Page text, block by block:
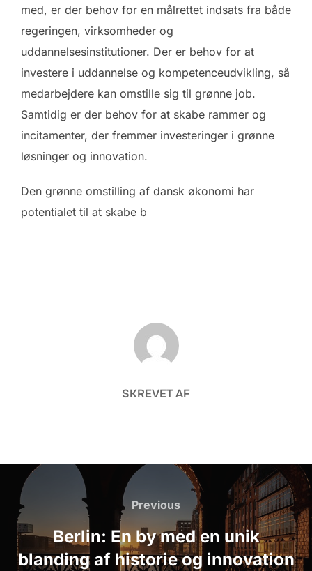
med, er der behov for en målrettet indsats fra både
regeringen, virksomheder og
uddannelsesinstitutioner. Der er behov for at
investere i uddannelse og kompetenceudvikling, så
medarbejdere kan omstille sig til grønne job.
Samtidig er der behov for at skabe rammer og
incitamenter, der fremmer investeringer i grønne
løsninger og innovation.
Den grønne omstilling af dansk økonomi har
potentialet til at skabe b
FORFATTER
SKREVET AF
Indlægsnavigation
Previous
Previous
Berlin: En by med en unik
blanding af historie og innovation